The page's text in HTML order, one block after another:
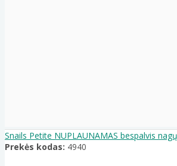
Snails Petite NUPLAUNAMAS bespalvis
Prekės kodas: 4940